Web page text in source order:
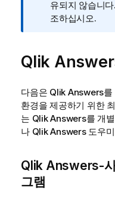
유되지 않습니
조하십시오.
Qlik
다음은 Qlik Answers를
환경을 제공하기 위한
는 Qlik Answers를 개
나 Qlik Answers도우미
Qlik Answers-
그램